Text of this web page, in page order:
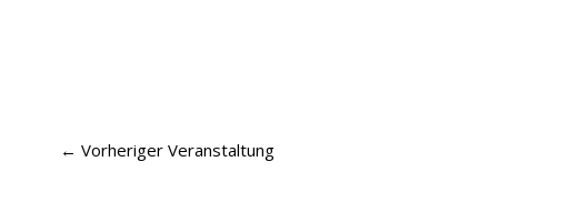
← Vorheriger Veranstaltung